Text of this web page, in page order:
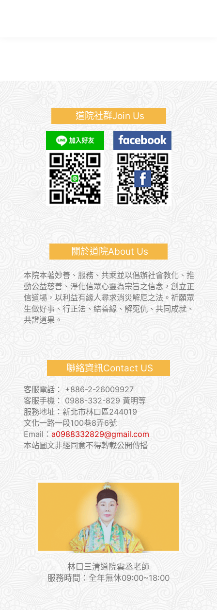
道院社群Join Us
關於道院About Us
本院本著妙善、服務、共乘並以倡辦社會教化、推
動公益慈善、淨化信眾心靈為宗旨之信念，創立正
信道場，以利益有緣人尋求消災解厄之法。祈願眾
生做好事、行正法、結善緣、解冤仇、共同成就、
共證道果。
聯絡資訊Contact US
客服電話： +886-2-26009927
客服手機： 0988-332-829 黃明等
服務地址：新北市林口區244019
文化一路一段100巷8弄6號
Email： a0988332829@gmail.com
本站圖文非經同意不得轉載公開傳播
林口三清道院雲丞老師
服務時間：全年無休09:00~18:00